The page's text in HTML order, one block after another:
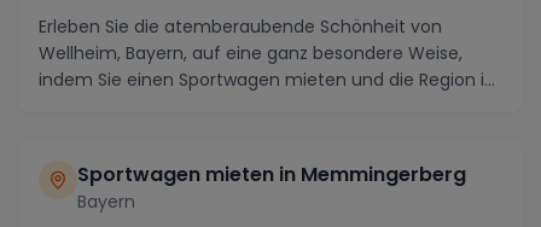
Erleben Sie die atemberaubende Schönheit von
Wellheim, Bayern, auf eine ganz besondere Weise,
indem Sie einen Sportwagen mieten und die Region in
Sportwagen mieten in Memmingerberg
Bayern